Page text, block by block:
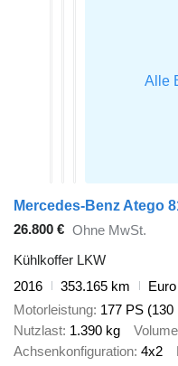
26.800 € Ohne MwSt.
Kühlkoffer LKW
2016
353.165 km
Motorleistung 177 PS (130
Nutzlast 1.390 kg
Achsenkonfiguration 4x2